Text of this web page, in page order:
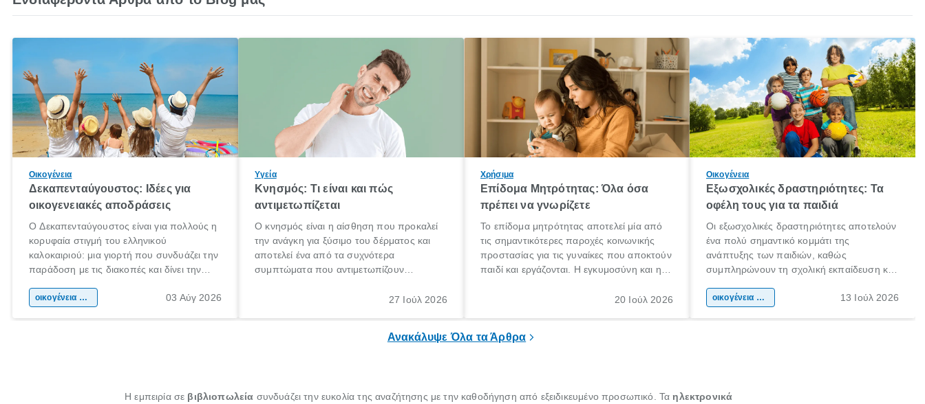
Οικογένεια
Δεκαπενταύγουστος: Ιδέες για
οικογενειακές αποδράσεις
Ο Δεκαπενταύγουστος είναι για πολλούς η
κορυφαία στιγμή του ελληνικού
καλοκαιριού: μια γιορτή που συνδυάζει την
παράδοση με τις διακοπές και δίνει την
χώρας. Είτε πρόκειται για λίγες μέρες
οικογένεια & παιδί 03 Αύγ 2026
Υγεία
Κνησμός: Τι είναι και πώς
αντιμετωπίζεται
Ο κνησμός είναι η αίσθηση που προκαλεί
την ανάγκη για ξύσιμο του δέρματος και
αποτελεί ένα από τα συχνότερα
συμπτώματα που αντιμετωπίζουν
πληροφορίες για το «κνησμός τι είναι»,
27 Ιούλ 2026
Χρήσιμα
Επίδομα Μητρότητας: Όλα όσα
πρέπει να γνωρίζετε
Το επίδομα μητρότητας αποτελεί μία από
τις σημαντικότερες παροχές κοινωνικής
προστασίας για τις γυναίκες που αποκτούν
παιδί και εργάζονται. Η εγκυμοσύνη και η
σημαντική περίοδος στη ζωή κάθε20 Ιούλ 2026
Οικογένεια
Εξωσχολικές δραστηριότητες: Τα
οφέλη τους για τα παιδιά
Οι εξωσχολικές δραστηριότητες αποτελούν
ένα πολύ σημαντικό κομμάτι της
ανάπτυξης των παιδιών, καθώς
συμπληρώνουν τη σχολική εκπαίδευση και
της προσωπικότητας, της κοινωνικότητας
οικογένεια & παιδί 13 Ιούλ 2026
Ανακάλυψε Όλα τα Άρθρα
Η εμπειρία σε βιβλιοπωλεία συνδυάζει την ευκολία της αναζήτησης με την καθοδήγηση από εξειδικευμένο προσωπικό. Ταηλεκτρονικά